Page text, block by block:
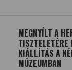
MEGNYÍLT A
TISZTELETÉRE
KIÁLLÍTÁS A
MÚZEUMBAN